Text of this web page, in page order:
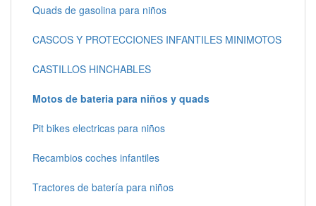
Quads de gasolina para niños
CASCOS Y PROTECCIONES INFANTILES MINIMOTOS
CASTILLOS HINCHABLES
Motos de bateria para niños y quads
Pit bikes electricas para niños
Recambios coches infantiles
Tractores de batería para niños